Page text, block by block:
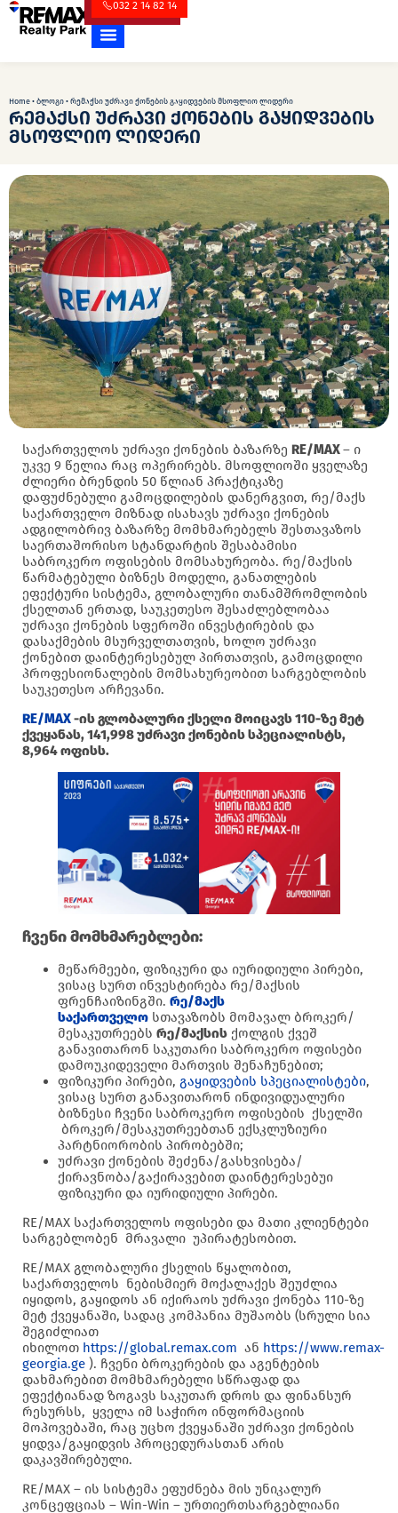
032 2 14 82 14
Home • ბლოგი • რემაქსი უძრავი ქონების გაყიდვების მსოფლიო ლიდერი
რემაქსი უძრავი ქონების გაყიდვების
მსოფლიო ლიდერი
საქართველოს უძრავი ქონების ბაზარზე RE/MAX– ი
უკვე 9 წელია რაც ოპერირებს. მსოფლიოში ყველაზე
ძლიერი ბრენდის 50 წლიან პრაქტიკაზე
დაფუძნებული გამოცდილების დანერგვით, რე/მაქს
საქართველო მიზნად ისახავს უძრავი ქონების
ადგილობრივ ბაზარზე მომხმარებელს შესთავაზოს
საერთაშორისო სტანდარტის შესაბამისი
საბროკერო ოფისების მომსახურეობა. რე/მაქსის
წარმატებული ბიზნეს მოდელი, განათლების
ეფექტური სისტემა, გლობალური თანამშრომლობის
ქსელთან ერთად, საუკეთესო შესაძლებლობაა
უძრავი ქონების სფეროში ინვესტირების და
დასაქმების მსურველთათვის, ხოლო უძრავი
ქონებით დაინტერესებულ პირთათვის, გამოცდილი
პროფესიონალების მომსახურეობით სარგებლობის
საუკეთესო არჩევანი.
RE/MAX-ის გლობალური ქსელი მოიცავს 110-ზე მეტ
ქვეყანას, 141,998 უძრავი ქონების სპეციალისტს,
8,964 ოფისს.
ჩვენი მომხმარებლები:
მეწარმეები, ფიზიკური და იურიდიული პირები,
ვისაც სურთ ინვესტირება რე/მაქსის
ფრენჩაიზინგში. რე/მაქს
საქართველო სთავაზობს მომავალ ბროკერ/
მესაკუთრეებს რე/მაქსის ქოლგის ქვეშ
განავითარონ საკუთარი საბროკერო ოფისები
დამოუკიდეველი მართვის შენაჩუნებით;
ფიზიკური პირები, გაყიდვების სპეციალისტები,
ვისაც სურთ განავითარონ ინდივიდუალური
ბიზნესი ჩვენი საბროკერო ოფისების ქსელში
ბროკერ/მესაკუთრეებთან ექსკლუზიური
პარტნიორობის პირობებში;
უძრავი ქონების შეძენა/გასხვისება/
ქირავნობა/გაქირავებით დაინტერესებუი
ფიზიკური და იურიდიული პირები.
RE/MAX საქართველოს ოფისები და მათი კლიენტები
სარგებლობენ მრავალი უპირატესობით.
RE/MAX გლობალური ქსელის წყალობით,
საქართველოს ნებისმიერ მოქალაქეს შეუძლია
იყიდოს, გაყიდოს ან იქირაოს უძრავი ქონება 110-ზე
მეტ ქვეყანაში, სადაც კომპანია მუშაობს (სრული სია
შეგიძლიათ
იხილოთ https://global.remax.com ან https://www.remax-
georgia.ge ). ჩვენი ბროკერების და აგენტების
დახმარებით მომხმარებელი სწრაფად და
ეფექტიანად ზოგავს საკუთარ დროს და ფინანსურ
რესურსს, ყველა იმ საჭირო ინფორმაციის
მოპოვებაში, რაც უცხო ქვეყანაში უძრავი ქონების
ყიდვა/გაყიდვის პროცედურასთან არის
დაკავშირებული.
RE/MAX – ის სისტემა ეფუძნება მის უნიკალურ
კონცეფციას – Win-Win – ურთიერთსარგებლიანი